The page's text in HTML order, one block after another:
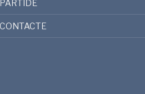
PARTIDE
CONTACTE